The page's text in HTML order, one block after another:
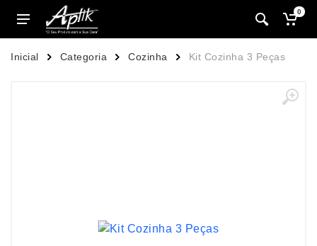
0
Inicial Categoria Cozinha Kit Cozinha 3 Peças